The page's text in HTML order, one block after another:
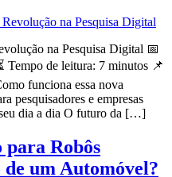
na Pesquisa Digital 📅
de leitura: 7 minutos 📌
funciona essa nova
pesquisadores e empresas
dia a dia O futuro da […]
Robôs
um Automóvel?